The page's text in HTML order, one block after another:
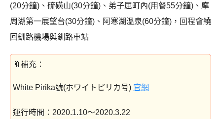
(20分鐘)、硫磺山(30分鐘)、弟子屈町內(用餐55分鐘)、摩
周湖第一展望台(30分鐘)、阿寒湖溫泉(60分鐘)，回程會繞
回釧路機場與釧路車站
White Pirika號(ホワイトピリカ号) 官網
運行時間：2020.1.10～2020.3.22